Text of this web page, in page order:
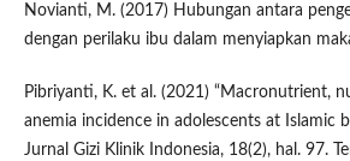
Novianti, M. (2017) Hubungan antara
dengan perilaku ibu dalam menyiapkan
Pibriyanti, K. et al. (2021) “Macronutrient,
anemia incidence in adolescents at Islamic
Jurnal Gizi Klinik Indonesia, 18(2), hal. 97.